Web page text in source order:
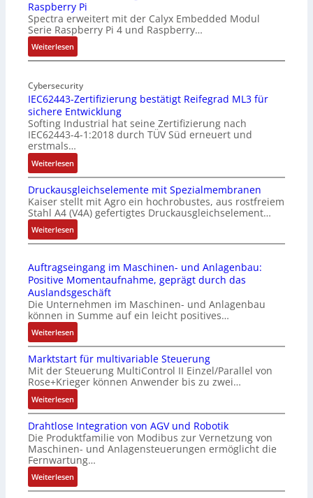
Z
o
l
l
-
n
d
u
s
t
r
i
e
-
P
C
l
ä
s
t
s
i
c
h
f
l
e
x
i
b
e
l
f
ü
r
Raspberry Pi
Spectra erweitert mit der Calyx Embedded Modul
Serie Raspberry Pi 4 und Raspberry…
Weiterlesen:
M
b
i
l
f
u
n
k
m
o
d
u
l
e
r
i
n
g
e
n
G
u
n
d
5
G
a
u
d
Cybersecurity
IEC62443-Zertifizierung bestätigt Reifegrad ML3 für
sichere Entwicklung
Softing Industrial hat seine Zertifizierung nach
IEC62443-4-1:2018 durch TÜV Süd erneuert und
erstmals…
Weiterlesen:
I
E
6
2
4
3
-
Z
e
r
t
i
f
i
z
i
e
u
n
g
b
e
Druckausgleichselemente mit Spezialmembranen
Kaiser stellt mit Agro ein hochrobustes, aus rostfreiem
Stahl A4 (V4A) gefertigtes Druckausgleichselement…
Weiterlesen:
D
u
c
k
a
u
s
g
l
e
i
c
h
e
l
e
m
e
Auftragseingang im Maschinen- und Anlagenbau:
Positive Momentaufnahme, geprägt durch das
Auslandsgeschäft
Die Unternehmen im Maschinen- und Anlagenbau
können in Summe auf ein leicht positives…
Weiterlesen:
A
u
f
t
r
a
g
s
e
i
n
g
Marktstart für multivariable Steuerung
Mit der Steuerung MultiControl II Einzel/Parallel von
Rose+Krieger können Anwender bis zu zwei…
Weiterlesen:
M
a
r
k
t
s
t
Drahtlose Integration von AGV und Robotik
Die Produktfamilie von Modibus zur Vernetzung von
Maschinen- und Anlagensteuerungen ermöglicht die
Fernwartung…
Weiterlesen:
D